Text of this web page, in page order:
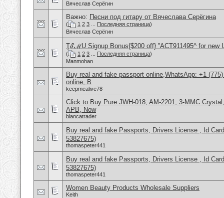
Вячеслав Серёгин
Важно: Песни под гитару от Вячеслава Серёгина
( 1 2 3 Последняя страница)
Вячеслав Серёгин
ŢℰℳU Signup Bonus{$200 off} ''ACT911495^ for new
( 1 2 3 Последняя страница)
Manmohan
Buy real and fake passport online,WhatsApp: +1
online, B
keepmealive78
Click to Buy Pure JWH-018, AM-2201, 3-MMC
APB, Now
blancatrader
Buy real and fake Passports, Drivers License , Id
53827675)
thomaspeter441
Buy real and fake Passports, Drivers License , Id
53827675)
thomaspeter441
Women Beauty Products Wholesale Suppliers
Keith